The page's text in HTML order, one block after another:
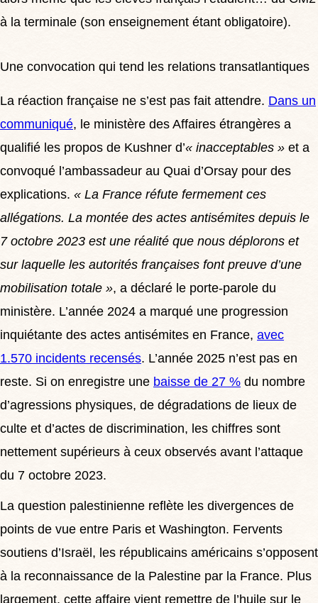
à la terminale (son enseignement étant obligatoire).
Une convocation qui tend les relations transatlantiques
La réaction française ne s’est pas fait attendre. Dans un
communiqué, le ministère des Affaires étrangères a
qualifié les propos de Kushner d’« inacceptables » et a
convoqué l’ambassadeur au Quai d’Orsay pour des
explications. « La France réfute fermement ces
allégations. La montée des actes antisémites depuis le
7 octobre 2023 est une réalité que nous déplorons et
sur laquelle les autorités françaises font preuve d’une
mobilisation totale », a déclaré le porte-parole du
ministère. L’année 2024 a marqué une progression
inquiétante des actes antisémites en France, avec
1.570 incidents recensés. L’année 2025 n’est pas en
reste. Si on enregistre une baisse de 27 % du nombre
d’agressions physiques, de dégradations de lieux de
culte et d’actes de discrimination, les chiffres sont
nettement supérieurs à ceux observés avant l’attaque
du 7 octobre 2023.
La question palestinienne reflète les divergences de
points de vue entre Paris et Washington. Fervents
soutiens d’Israël, les républicains américains s’opposent
à la reconnaissance de la Palestine par la France. Plus
largement, cette affaire vient remettre de l’huile sur le